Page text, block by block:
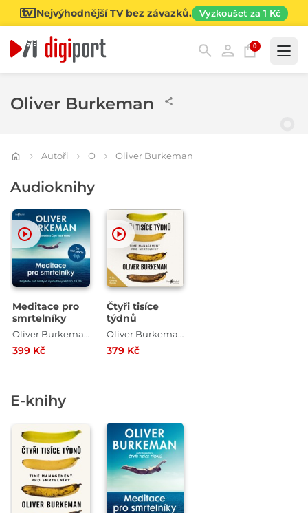
Nejvýhodnější TV bez závazků. Vyzkoušet za 1 Kč
0
Oliver Burkeman
Autoři O Oliver Burkeman
Audioknihy
Meditace pro
smrtelníky
Oliver Burkeman
399 Kč
Čtyři tisíce
týdnů
Oliver Burkeman
379 Kč
E-knihy